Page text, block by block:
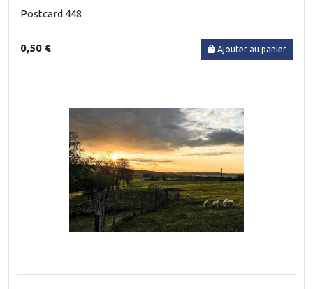
Postcard 448
0,50 € Ajouter au panier